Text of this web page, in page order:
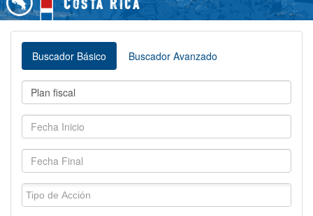
Buscador Básico Buscador Avanzado